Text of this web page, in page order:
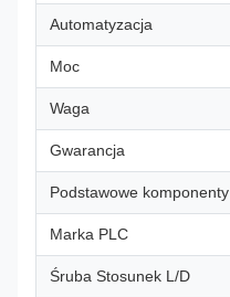
Automatyzacja
Moc
Waga
Gwarancja
Podstawowe komponenty
Marka PLC
Śruba Stosunek L/D